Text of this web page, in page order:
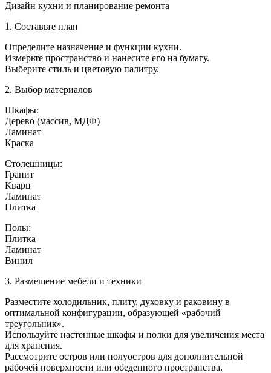
Дизайн кухни и планирование ремонта
1. Составьте план
Определите назначение и функции кухни.
Измерьте пространство и нанесите его на бумагу.
Выберите стиль и цветовую палитру.
2. Выбор материалов
Шкафы:
Дерево (массив, МДФ)
Ламинат
Краска
Столешницы:
Гранит
Кварц
Ламинат
Плитка
Полы:
Плитка
Ламинат
Винил
3. Размещение мебели и техники
Разместите холодильник, плиту, духовку и раковину в
оптимальной конфигурации, образующей «рабочий
треугольник».
Используйте настенные шкафы и полки для увеличения места
для хранения.
Рассмотрите остров или полуостров для дополнительной
рабочей поверхности или обеденного пространства.